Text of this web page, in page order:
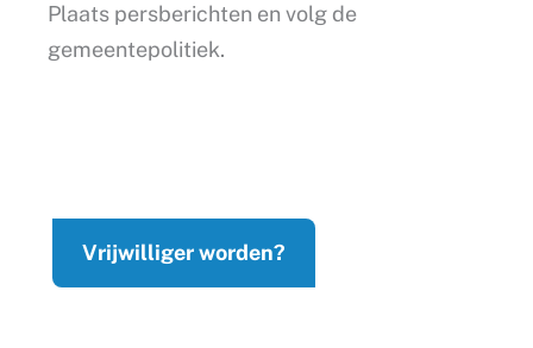
Plaats persberichten en volg de
gemeentepolitiek.
Vrijwilliger worden?